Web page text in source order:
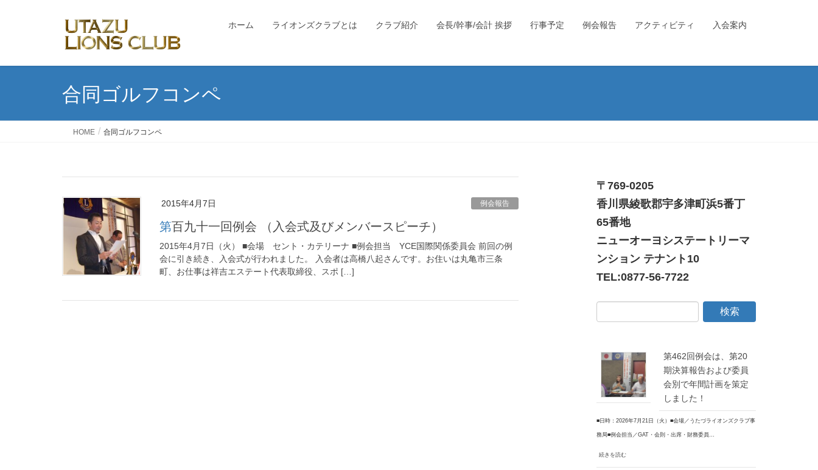
ホーム ライオンズクラブとは クラブ紹介 会長/幹事/会計 挨拶 行事予定 例会報告 アクティビティ 入会案内
合同ゴルフコンペ
HOME 合同ゴルフコンペ
2015年4月7日 例会報告
第百九十一回例会 （入会式及びメンバースピーチ）
2015年4月7日（火） ■会場 セント・カテリーナ ■例会担当 YCE国際関係委員会 前回の例
会に引き続き、入会式が行われました。 入会者は高橋八起さんです。お住いは丸亀市三条
町、お仕事は祥吉エステート代表取締役、スポ […]
〒769-0205
香川県綾歌郡宇多津町浜5番丁
65番地
ニューオーヨシステートリーマ
ンション テナント10
TEL:0877-56-7722
第462回例会は、第20
期決算報告および委員
会別で年間計画を策定
しました！
■日時：2026年7月21日（火）■会場／うたづライオンズクラブ事
務局■例会担当／GAT・会則・出席・財務委員…
続きを読む